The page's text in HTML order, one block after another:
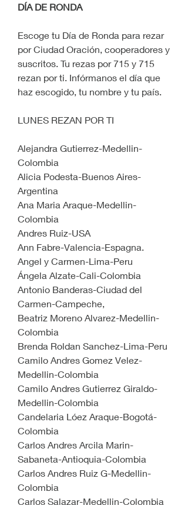
DÍA DE RONDA
Escoge tu Día de Ronda para rezar
por Ciudad Oración, cooperadores y
suscritos. Tu rezas por 715 y 715
rezan por ti. Infórmanos el día que
haz escogido, tu nombre y tu país.
LUNES REZAN POR TI
Alejandra Gutierrez-Medellin-
Colombia
Alicia Podesta-Buenos Aires-
Argentina
Ana Maria Araque-Medellin-
Colombia
Andres Ruiz-USA
Ann Fabre-Valencia-Espagna.
Angel y Carmen-Lima-Peru
Ángela Alzate-Cali-Colombia
Antonio Banderas-Ciudad del
Carmen-Campeche,
Beatriz Moreno Alvarez-Medellin-
Colombia
Brenda Roldan Sanchez-Lima-Peru
Camilo Andres Gomez Velez-
Medellin-Colombia
Camilo Andres Gutierrez Giraldo-
Medellin-Colombia
Candelaria Lóez Araque-Bogotá-
Colombia
Carlos Andres Arcila Marin-
Sabaneta-Antioquia-Colombia
Carlos Andres Ruiz G-Medellin-
Colombia
Carlos Salazar-Medellin-Colombia